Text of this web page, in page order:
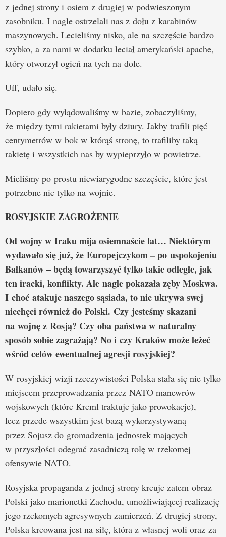
z jednej strony i osiem z drugiej w podwieszonym
zasobniku. I nagle ostrzelali nas z dołu z karabinów
maszynowych. Lecieliśmy nisko, ale na szczęście bardzo
szybko, a za nami w dodatku leciał amerykański apache,
który otworzył ogień na tych na dole.
Uff, udało się.
Dopiero gdy wylądowaliśmy w bazie, zobaczyliśmy,
że między tymi rakietami były dziury. Jakby trafili pięć
centymetrów w bok w którąś stronę, to trafiliby taką
rakietę i wszystkich nas by wypieprzyło w powietrze.
Mieliśmy po prostu niewiarygodne szczęście, które jest
potrzebne nie tylko na wojnie.
ROSYJSKIE ZAGROŻENIE
Od wojny w Iraku mija osiemnaście lat… Niektórym
wydawało się już, że Europejczykom – po uspokojeniu
Bałkanów – będą towarzyszyć tylko takie odległe, jak
ten iracki, konflikty. Ale nagle pokazała zęby Moskwa.
I choć atakuje naszego sąsiada, to nie ukrywa swej
niechęci również do Polski. Czy jesteśmy skazani
na wojnę z Rosją? Czy oba państwa w naturalny
sposób sobie zagrażają? No i czy Kraków może leżeć
wśród celów ewentualnej agresji rosyjskiej?
W rosyjskiej wizji rzeczywistości Polska stała się nie tylko
miejscem przeprowadzania przez NATO manewrów
wojskowych (które Kreml traktuje jako prowokacje),
lecz przede wszystkim jest bazą wykorzystywaną
przez Sojusz do gromadzenia jednostek mających
w przyszłości odegrać zasadniczą rolę w rzekomej
ofensywie NATO.
Rosyjska propaganda z jednej strony kreuje zatem obraz
Polski jako marionetki Zachodu, umożliwiającej realizację
jego rzekomych agresywnych zamierzeń. Z drugiej strony,
Polska kreowana jest na siłę, która z własnej woli oraz za